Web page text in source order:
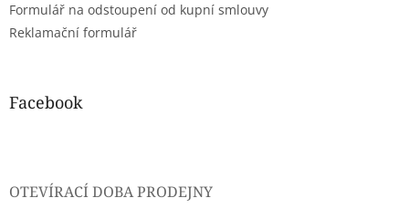
Formulář na odstoupení od kupní smlouvy
Reklamační formulář
Facebook
OTEVÍRACÍ DOBA PRODEJNY